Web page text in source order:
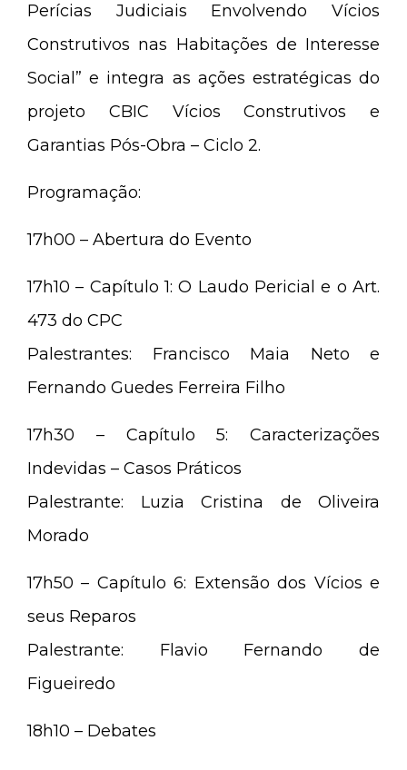
Perícias Judiciais Envolvendo Vícios
Construtivos nas Habitações de Interesse
Social” e integra as ações estratégicas do
projeto CBIC Vícios Construtivos e
Garantias Pós-Obra – Ciclo 2.
Programação:
17h00 – Abertura do Evento
17h10 – Capítulo 1:O Laudo Pericial e o Art.
473 do CPC
Palestrantes: Francisco Maia Neto e
Fernando Guedes Ferreira Filho
17h30 – Capítulo 5: Caracterizações
Indevidas – Casos Práticos
Palestrante: Luzia Cristina de Oliveira
Morado
17h50 – Capítulo 6: Extensão dos Vícios e
seus Reparos
Palestrante: Flavio Fernando de
Figueiredo
18h10 – Debates